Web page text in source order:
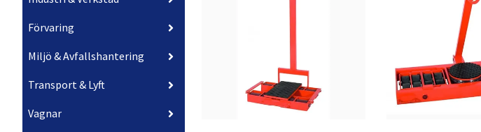
Förvaring
Miljö & Avfallshantering
Transport & Lyft
Vagnar